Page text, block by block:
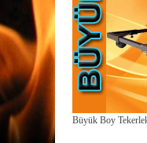
Büyük Boy